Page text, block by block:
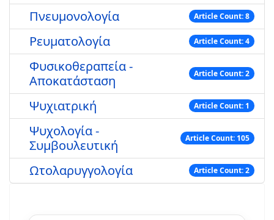
Πνευμονολογία Article Count: 8
Ρευματολογία Article Count: 4
Φυσικοθεραπεία -
Αποκατάσταση
Article Count: 2
Ψυχιατρική Article Count: 1
Ψυχολογία -
Συμβουλευτική
Article Count: 105
Ωτολαρυγγολογία Article Count: 2